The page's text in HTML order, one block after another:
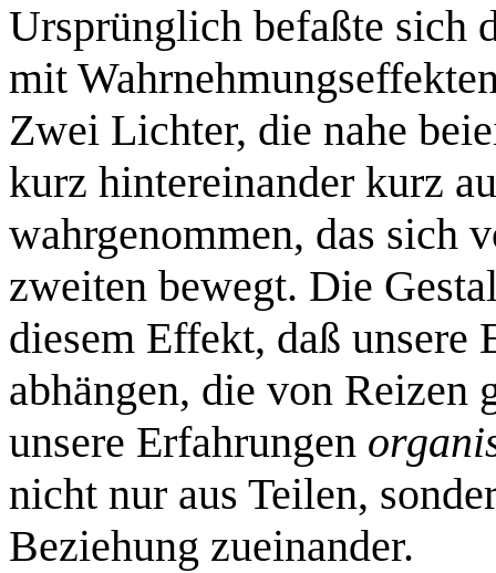
Ursprünglich befaßte sich
mit
Zwei Lichter, die nahe
kurz hintereinander kurz
wahrgenommen, das sich
zweiten bewegt. Die
diesem Effekt, daß unsere
abhängen, die von Reizen
unsere Erfahrungen
nicht nur aus Teilen,
Beziehung zueinander.